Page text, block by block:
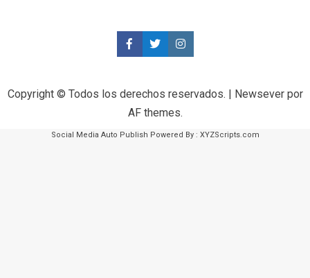
Copyright © Todos los derechos reservados. | Newseverpor
AF themes.
Social Media Auto Publish Powered By : XYZScripts.com